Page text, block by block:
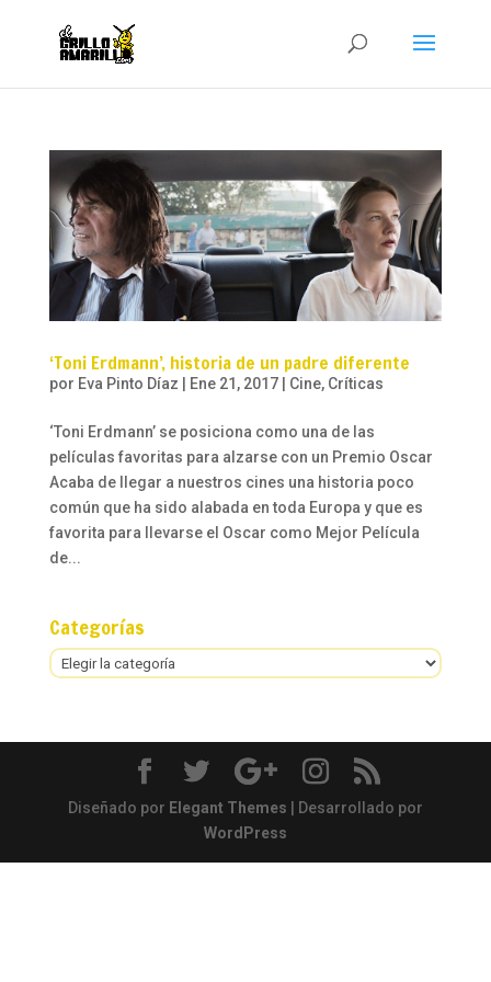
‘Toni Erdmann’, historia de un padre diferente
por Eva Pinto Díaz Ene 21, 2017| Cine, Críticas
‘Toni Erdmann’ se posiciona como una de las
películas favoritas para alzarse con un Premio Oscar
Acaba de llegar a nuestros cines una historia poco
común que ha sido alabada en toda Europa y que es
favorita para llevarse el Oscar como Mejor Película
de...
Categorías
Categorías
Diseñado por Elegant Themes | Desarrollado por
WordPress